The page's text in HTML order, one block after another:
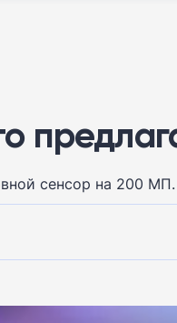
сенсор на 200 МП.